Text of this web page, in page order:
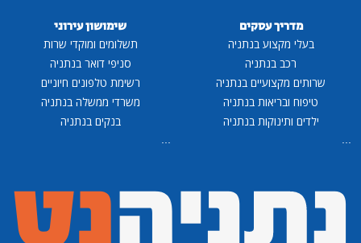
מדריך עסקים
בעלי מקצוע בנתניה
רכב בנתניה
שרותים מקצועיים בנתניה
טיפוח ובריאות בנתניה
ילדים ותינוקות בנתניה
שימושון עירוני
תשלומים ומוקדי שרות
סניפי דואר בנתניה
רשימת טלפונים חיוניים
משרדי ממשלה בנתניה
בנקים בנתניה